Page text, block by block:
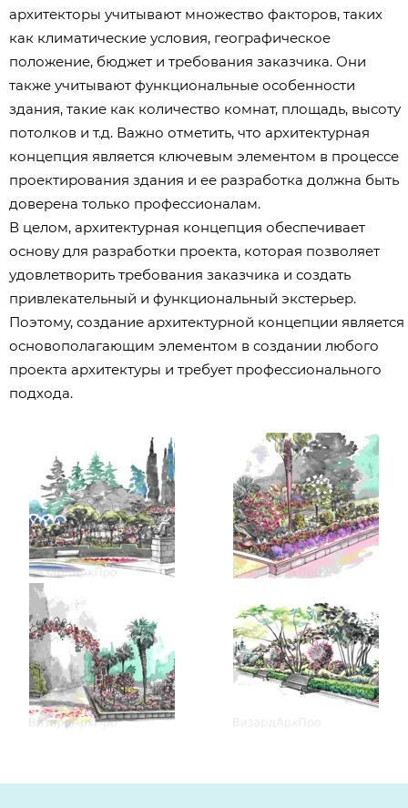
архитекторы учитывают множество факторов, таких
как климатические условия, географическое
положение, бюджет и требования заказчика. Они
также учитывают функциональные особенности
здания, такие как количество комнат, площадь, высоту
потолков и т.д. Важно отметить, что архитектурная
концепция является ключевым элементом в процессе
проектирования здания и ее разработка должна быть
доверена только профессионалам.
В целом, архитектурная концепция обеспечивает
основу для разработки проекта, которая позволяет
удовлетворить требования заказчика и создать
привлекательный и функциональный экстерьер.
Поэтому, создание архитектурной концепции является
основополагающим элементом в создании любого
проекта архитектуры и требует профессионального
подхода.